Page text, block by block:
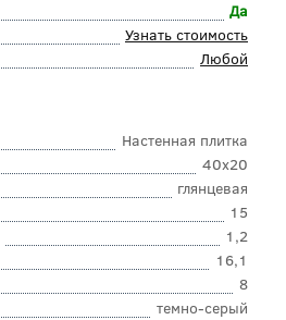
Да
Узнать стоимость
Любой
Настенная плитка
40x20
глянцевая
15
1,2
16,1
8
темно-серый